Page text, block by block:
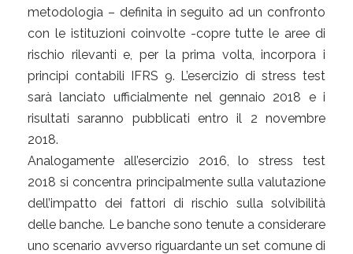
metodologia – definita in seguito ad un confronto
con le istituzioni coinvolte -copre tutte le aree di
rischio rilevanti e, per la prima volta, incorpora i
principi contabili IFRS 9. L’esercizio di stress test
sarà lanciato ufficialmente nel gennaio 2018 e i
risultati saranno pubblicati entro il 2 novembre
2018.
Analogamente all’esercizio 2016, lo stress test
2018 si concentra principalmente sulla valutazione
dell’impatto dei fattori di rischio sulla solvibilità
delle banche. Le banche sono tenute a considerare
uno scenario avverso riguardante un set comune di